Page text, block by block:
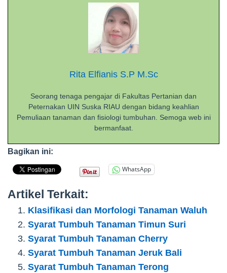
Rita Elfianis S.P M.Sc
Seorang tenaga pengajar di Fakultas Pertanian dan
Peternakan UIN Suska RIAU dengan bidang keahlian
Pemuliaan tanaman dan fisiologi tumbuhan. Semoga web ini
bermanfaat.
Bagikan ini:
WhatsApp
Artikel Terkait:
Klasifikasi dan Morfologi Tanaman Waluh
Syarat Tumbuh Tanaman Timun Suri
Syarat Tumbuh Tanaman Cherry
Syarat Tumbuh Tanaman Jeruk Bali
Syarat Tumbuh Tanaman Terong